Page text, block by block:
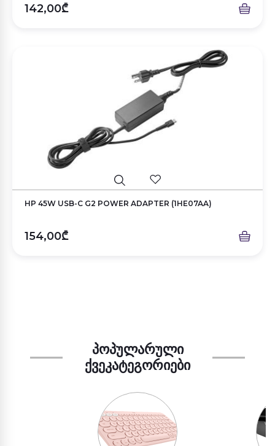
142,00₾
HP 45W USB-C G2 POWER ADAPTER (1HE07AA)
154,00₾
ᲞᲝᲞᲣᲚᲐᲠᲣᲚᲘ
ᲥᲕᲔᲙᲐᲢᲔᲒᲝᲠᲘᲔᲑᲘ